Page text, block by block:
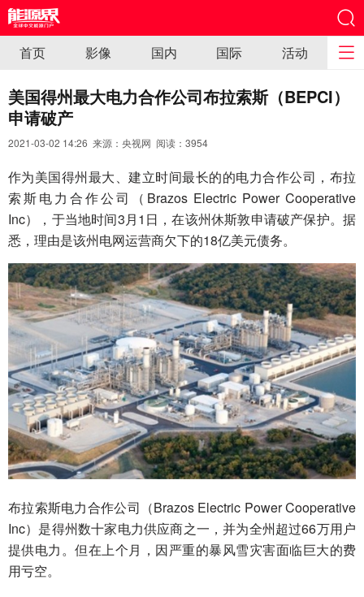
首页 影像 国内 国际 活动
美国得州最大电力合作公司布拉索斯（BEPCI）
申请破产
2021-03-02 14:26 来源：央视网 阅读： 3954
作为美国得州最大、建立时间最长的的电力合作公司，布拉
索斯电力合作公司（Brazos Electric Power Cooperative
Inc），于当地时间3月1日，在该州休斯敦申请破产保护。据
悉，理由是该州电网运营商欠下的18亿美元债务。
布拉索斯电力合作公司（Brazos Electric Power Cooperative
Inc）是得州数十家电力供应商之一，并为全州超过66万用户
提供电力。但在上个月，因严重的暴风雪灾害面临巨大的费
用亏空。